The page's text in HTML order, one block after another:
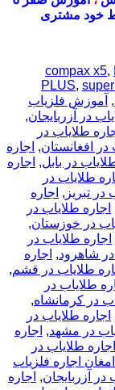
خود مشتری
compax x5,
PLUS,
, آموزش فلزیاب
در آزربایجان,
طلایاب در
در افغانستان, اجاره
در بابل, اجاره
طلایاب در
در تبریز , اجاره
اجاره طلایاب در
در خوزستان,
اجاره طلایاب در
در شاهرود, اجاره
طلایاب در قشم,
طلایاب در
در کرمانشاه,
اجاره طلایاب در
در مشهد, اجاره
اجاره طلایاب در
اجاره فلزیاب
در آزربایجان, اجاره